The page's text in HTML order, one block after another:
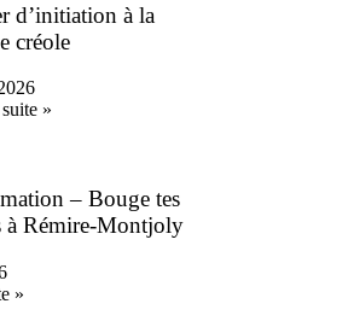
d’initiation à la
créole
»
– Bouge tes
à Rémire-Montjoly
»